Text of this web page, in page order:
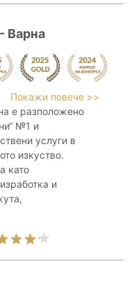
Варна
Покажи повече >>
е разположено
№1 и
услуги в
изкуство.
като
и